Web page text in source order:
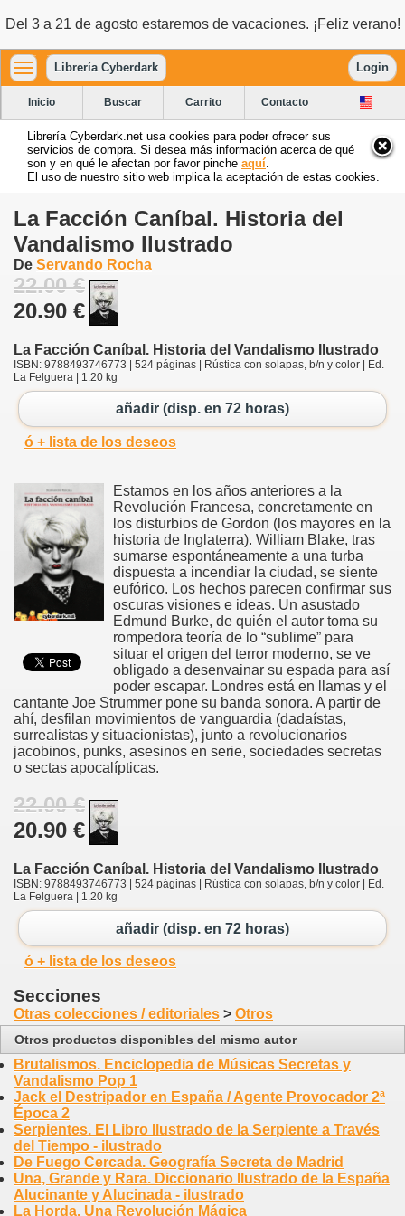
Del 3 a 21 de agosto estaremos de vacaciones. ¡Feliz verano!
Librería Cyberdark Login
Inicio Buscar Carrito Contacto
Librería Cyberdark.net usa cookies para poder ofrecer sus
servicios de compra. Si desea más información acerca de qué
son y en qué le afectan por favor pinche aquí
El uso de nuestro sitio web implica la aceptación de estas cookies.
La Facción Caníbal. Historia del
Vandalismo Ilustrado
De Servando Rocha
22.00 €
20.90 €
La Facción Caníbal. Historia del Vandalismo Ilustrado
ISBN: 9788493746773 | 524 páginas | Rústica con solapas, b/n y color | Ed.
La Felguera | 1.20 kg
añadir (disp. en 72 horas)
ó + lista de los deseos
Estamos en los años anteriores a la
Revolución Francesa, concretamente en
los disturbios de Gordon (los mayores en la
historia de Inglaterra). William Blake, tras
sumarse espontáneamente a una turba
dispuesta a incendiar la ciudad, se siente
eufórico. Los hechos parecen confirmar sus
oscuras visiones e ideas. Un asustado
Edmund Burke, de quién el autor toma su
rompedora teoría de lo “sublime” para
situar el origen del terror moderno, se ve
obligado a desenvainar su espada para así
poder escapar. Londres está en llamas y el
cantante Joe Strummer pone su banda sonora. A partir de
ahí, desfilan movimientos de vanguardia (dadaístas,
surrealistas y situacionistas), junto a revolucionarios
jacobinos, punks, asesinos en serie, sociedades secretas
o sectas apocalípticas.
22.00 €
20.90 €
La Facción Caníbal. Historia del Vandalismo Ilustrado
ISBN: 9788493746773 | 524 páginas | Rústica con solapas, b/n y color | Ed.
La Felguera | 1.20 kg
añadir (disp. en 72 horas)
ó + lista de los deseos
Secciones
Otras colecciones / editoriales > Otros
Otros productos disponibles del mismo autor
Brutalismos. Enciclopedia de Músicas Secretas y
Vandalismo Pop 1
Jack el Destripador en España / Agente Provocador 2ª
Época 2
Serpientes. El Libro Ilustrado de la Serpiente a Través
del Tiempo - ilustrado
De Fuego Cercada. Geografía Secreta de Madrid
Una, Grande y Rara. Diccionario Ilustrado de la España
Alucinante y Alucinada - ilustrado
La Horda. Una Revolución Mágica